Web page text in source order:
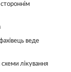
веде
лікування